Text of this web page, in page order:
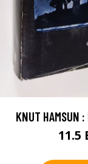
KNUT HAMSUN
11.5